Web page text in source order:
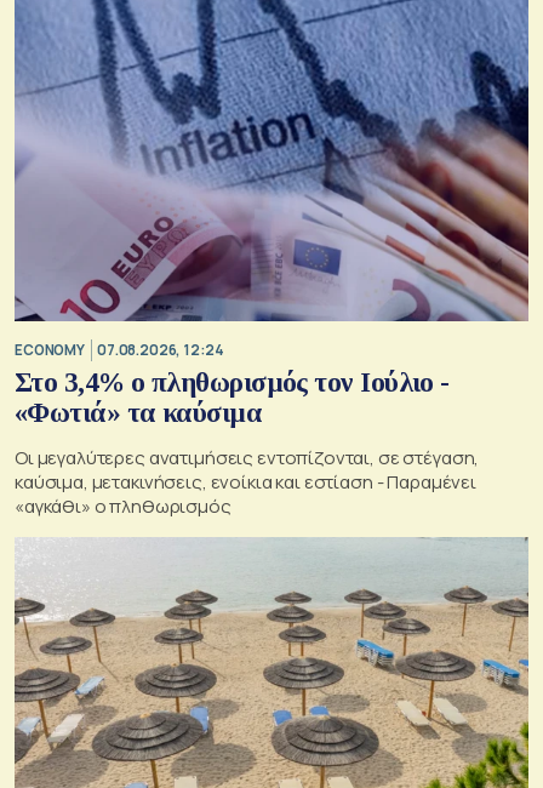
ECONOMY 07.08.2026, 12:24
Στο 3,4% ο πληθωρισμός τον Ιούλιο -
«Φωτιά» τα καύσιμα
Οι μεγαλύτερες ανατιμήσεις εντοπίζονται, σε στέγαση,
καύσιμα, μετακινήσεις, ενοίκια και εστίαση - Παραμένει
«αγκάθι» ο πληθωρισμός